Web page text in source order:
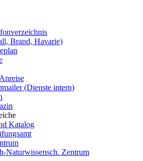
Brand, Havarie)
(Dienste intern)
Katalog
Naturwissensch. Zentrum